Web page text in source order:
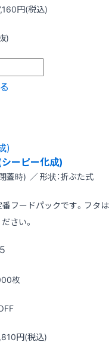
円(税込)
)
ーピー化成)
時) ／ 形状：折ぶた式
フードパックです。フタ
さい。
枚
円(税込)